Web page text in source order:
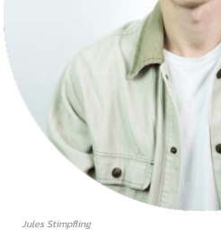
Jules Stimpfling